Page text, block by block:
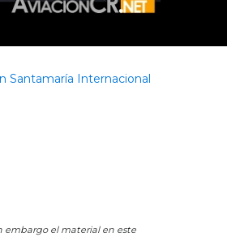
Santamaría Internacional
embargo el material en este